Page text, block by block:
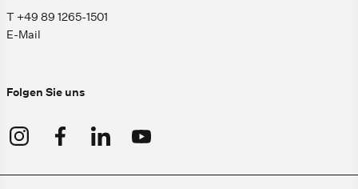
T +49 89 1265-1501
E-Mail
Folgen Sie uns